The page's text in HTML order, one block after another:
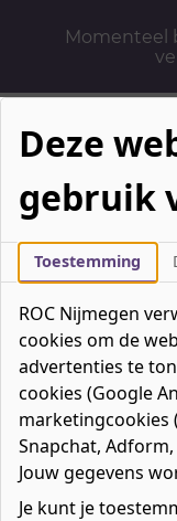
Momenteel
Mbo-
Werken & Leren
Mavo / havo /
Contact
Over ons
Bedrijven
Favorieten0
Mijn ROC
Zoeken
Deze
gebruik
Toestemming
ROC Nijmegen
cookies om de
advertenties te
cookies (Google
marketingcookies
Snapchat,
Jouw gegevens
Je kunt je